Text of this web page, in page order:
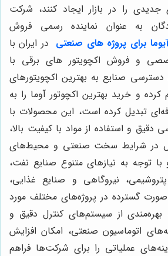
جدیدی را در بازار ایجاد کنند، شرکت
به عنوان نماینده رسمی فروش
آیوما برای پروژه های صنعتی در ایران با
و فروش اکچویتور های برقی با
صنایع به بهترین اکچویتورهای
کرده و خرید بهترین اکچوتور آوما را به
تبدیل کرده است، این محصولات با
و استفاده از مواد با کیفیت بالا،
در شرایط سخت صنعتی و محیط‌های
توجه به نیازهای متنوع صنایع نفت،
نیروگاهی و صنایع غذایی،
صورت گسترده در پروژه‌های مختلف مورد
بهره‌مندی از سیستم‌های کنترل دقیق و
اتوماسیون صنعتی، امکان افزایش
عملیاتی را برای شرکت‌ها فراهم